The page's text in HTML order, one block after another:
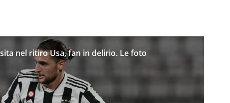
nel ritiro Usa, fan in delirio. Le foto